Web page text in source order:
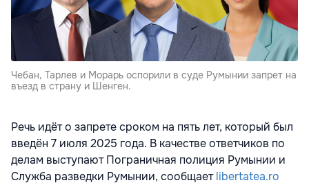
Чебан, Тарлев и Морарь оспорили в суде Румынии запрет на
въезд в страну и Шенген.
Речь идёт о запрете сроком на пять лет, который был
введён 7 июля 2025 года. В качестве ответчиков по
делам выступают Пограничная полиция Румынии и
Служба разведки Румынии, сообщаетlibertatea.ro